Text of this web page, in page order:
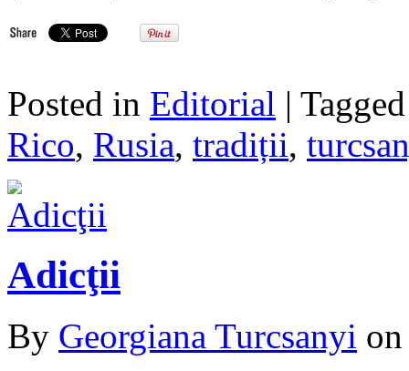
Posted in Editorial |
Rico, Rusia, tradiții,
Adicţii
By Georgiana Turcsanyi